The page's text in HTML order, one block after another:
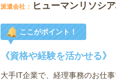
派遣会社 ヒューマンリソシ
ここがポイント！
《資格や経験を活かせる
大手IT企業で、経理事務のお仕